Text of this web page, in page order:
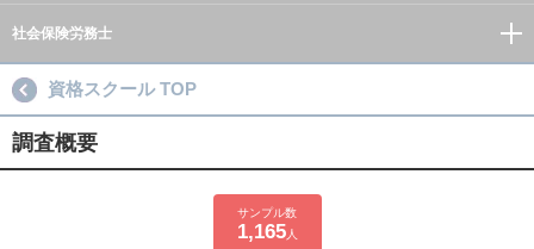
社会保険労務士
資格スクール TOP
調査概要
サンプル数
1,165人